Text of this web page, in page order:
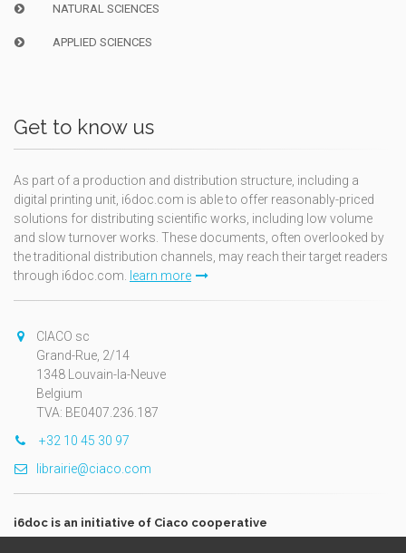
NATURAL SCIENCES
APPLIED SCIENCES
Get to know us
As part of a production and distribution structure, including a
digital printing unit, i6doc.com is able to offer reasonably-priced
solutions for distributing scientific works, including low volume
and slow turnover works. These documents, often overlooked by
the traditional distribution channels, may reach their target readers
through i6doc.com. learn more
CIACO sc
Grand-Rue, 2/14
1348 Louvain-la-Neuve
Belgium
TVA: BE0407.236.187
+32 10 45 30 97
librairie@ciaco.com
i6doc is an initiative of Ciaco cooperative